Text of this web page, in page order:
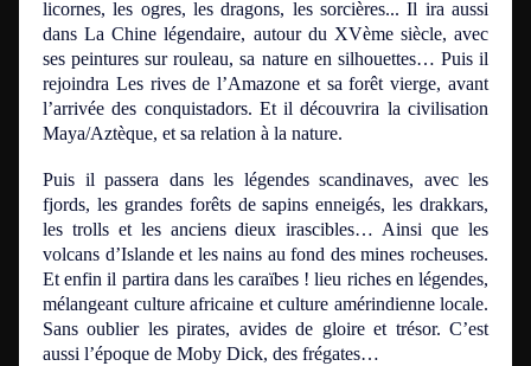
licornes, les ogres, les dragons, les sorcières... Il ira aussi
dans La Chine légendaire, autour du XVème siècle, avec
ses peintures sur rouleau, sa nature en silhouettes… Puis il
rejoindra Les rives de l’Amazone et saforêt vierge, avant
l’arrivée des conquistadors. Et il découvrira la civilisation
Maya/Aztèque, et sa relation à la nature.
Puis il passera dans les légendes scandinaves, avec les
fjords, les grandes forêts de sapins enneigés, les drakkars,
les trolls et les anciens dieux irascibles… Ainsi que les
volcans d’Islande et les nains au fond des mines rocheuses.
Et enfin il partira dans les caraïbes ! lieu riches en légendes,
mélangeant culture africaine et culture amérindienne locale.
Sans oublier les pirates, avides de gloire et trésor. C’est
aussi l’époque de Moby Dick, des frégates…